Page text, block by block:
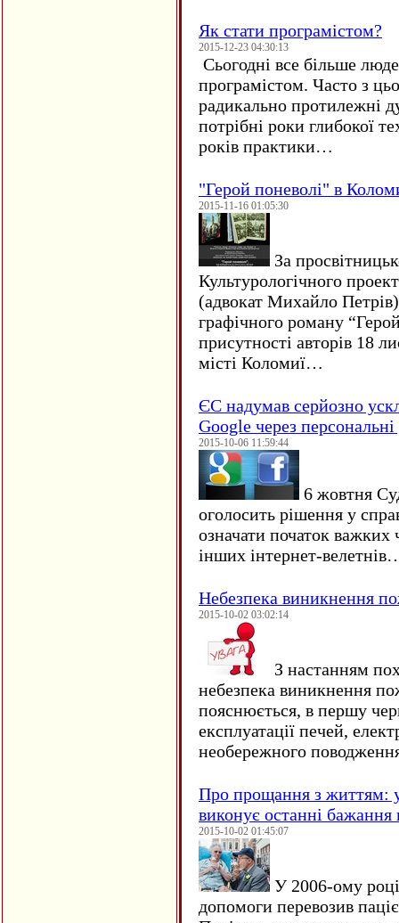
Як стати програмістом?
2015-12-23 04:30:13
Сьогодні все більше
програмістом. Часто з
радикально протилежні
потрібні роки глибокої
років практики…
"Герой поневолі" в
2015-11-16 01:05:30
За
Культурологічного
(адвокат Михайло
графічного роману
присутності авторів 18
місті Коломиї…
ЄC надумав серйозно
Google через персональні
2015-10-06 11:59:44
6 жовтня
оголосить рішення у
означати початок важких
інших інтернет-
Небезпека виникнення
2015-10-02 03:02:14
З настанням
небезпека виникнення
пояснюється, в першу
експлуатації печей,
необережного
Про прощання з життям:
виконує останні
2015-10-02 01:45:07
У 2006-ому
допомоги перевозив